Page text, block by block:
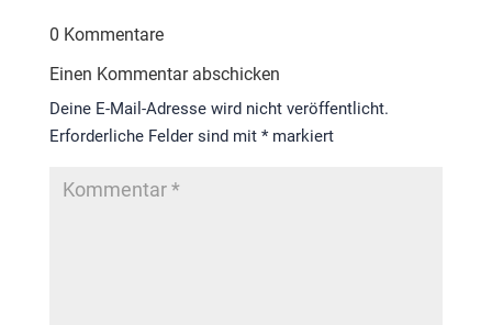
0 Kommentare
Einen Kommentar abschicken
Deine E-Mail-Adresse wird nicht veröffentlicht.
Erforderliche Felder sind mit *markiert